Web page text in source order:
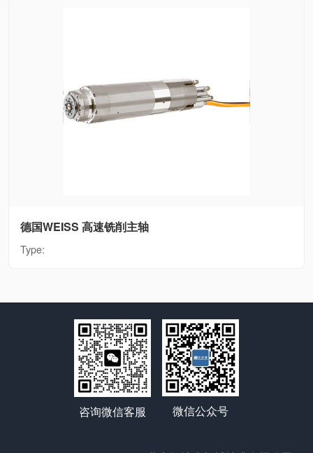
德国WEISS 高速铣削主轴
Type:
咨询微信客服 微信公众号